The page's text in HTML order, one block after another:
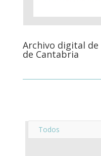
Archivo digital
de Cantabria
Todos